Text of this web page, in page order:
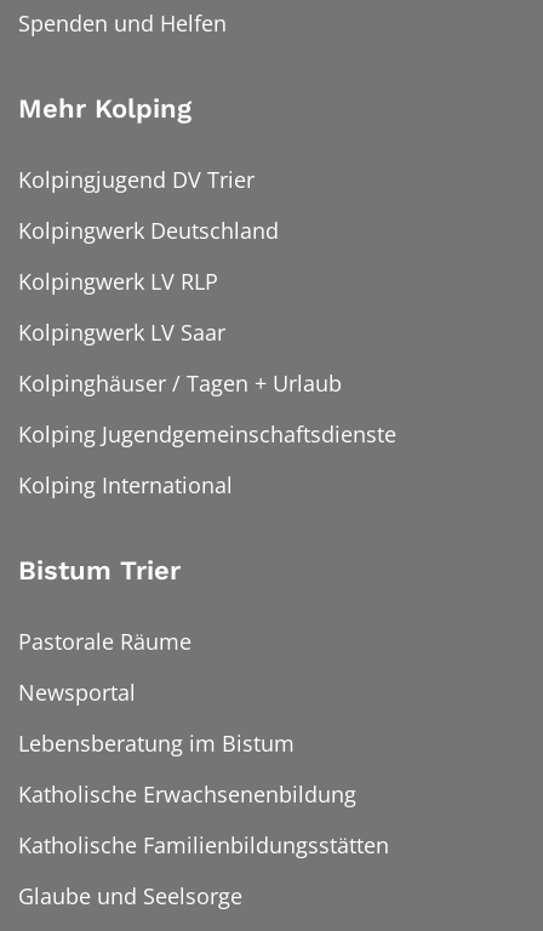
Spenden und Helfen
Mehr Kolping
Kolpingjugend DV Trier
Kolpingwerk Deutschland
Kolpingwerk LV RLP
Kolpingwerk LV Saar
Kolpinghäuser / Tagen + Urlaub
Kolping Jugendgemeinschaftsdienste
Kolping International
Bistum Trier
Pastorale Räume
Newsportal
Lebensberatung im Bistum
Katholische Erwachsenenbildung
Katholische Familienbildungsstätten
Glaube und Seelsorge